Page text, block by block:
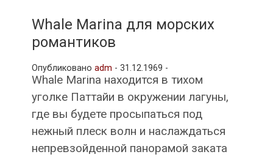
и
рубрики
Whale Marina для морских
романтиков
Опубликовано adm - 31.12.1969 -
Whale Marina находится в тихом
уголке Паттайи в окружении лагуны,
где вы будете просыпаться под
нежный плеск волн и наслаждаться
непревзойденной панорамой заката